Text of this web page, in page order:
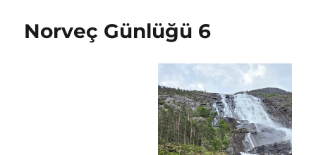
Norveç Günlüğü 6